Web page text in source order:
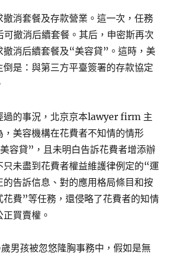
撤消套餐及存款營業。這一次，任務
可撤消后續套餐。其后，申密斯再次
撤消后續套餐及“美容貸”。這時，美
倒是：與第三方平臺簽署的存款協定
過的事況，北京京本lawyer firm 主
，美容機構在花費者不知情的情形
容貸”，且未明白告訴花費者增添辦
只未盡到花費者權益維護律例定的“運
的告訴信息、對的應用格局條目和按
花費”等任務，還侵略了花費者的知情
買賣權。
男孩被忽悠隆胸事務中，假如是無